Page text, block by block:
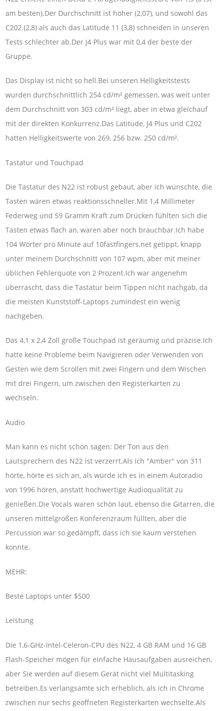
am besten).Der Durchschnitt ist höher (2,07), und sowohl das
C202 (2,8) als auch das Latitude 11 (3,8) schneiden in unseren
Tests schlechter ab.Der J4 Plus war mit 0,4 der beste der
Gruppe.
Das Display ist nicht so hell.Bei unseren Helligkeitstests
wurden durchschnittlich 254 cd/m² gemessen, was weit unter
dem Durchschnitt von 303 cd/m² liegt, aber in etwa gleichauf
mit der direkten Konkurrenz.Das Latitude, J4 Plus und C202
hatten Helligkeitswerte von 269, 256 bzw. 250 cd/m².
Tastatur und Touchpad
Die Tastatur des N22 ist robust gebaut, aber ich wünschte, die
Tasten wären etwas reaktionsschneller.Mit 1,4 Millimeter
Federweg und 59 Gramm Kraft zum Drücken fühlten sich die
Tasten etwas flach an, waren aber noch brauchbar.Ich habe
104 Wörter pro Minute auf 10fastfingers.net getippt, knapp
unter meinem Durchschnitt von 107 wpm, aber mit meiner
üblichen Fehlerquote von 2 Prozent.Ich war angenehm
überrascht, dass die Tastatur beim Tippen nicht nachgab, da
die meisten Kunststoff-Laptops zumindest ein wenig
nachgeben.
Das 4,1 x 2,4 Zoll große Touchpad ist geräumig und präzise.Ich
hatte keine Probleme beim Navigieren oder Verwenden von
Gesten wie dem Scrollen mit zwei Fingern und dem Wischen
mit drei Fingern, um zwischen den Registerkarten zu
wechseln.
Audio
Man kann es nicht schön sagen: Der Ton aus den
Lautsprechern des N22 ist verzerrt.Als ich "Amber" von 311
hörte, hörte es sich an, als würde ich es in einem Autoradio
von 1996 hören, anstatt hochwertige Audioqualität zu
genießen.Die Vocals waren schön laut, ebenso die Gitarren, die
unseren mittelgroßen Konferenzraum füllten, aber die
Percussion war so gedämpft, dass ich sie kaum verstehen
konnte.
MEHR:
Beste Laptops unter $500
Leistung
Die 1,6-GHz-Intel-Celeron-CPU des N22, 4 GB RAM und 16 GB
Flash-Speicher mögen für einfache Hausaufgaben ausreichen,
aber Sie werden auf diesem Gerät nicht viel Multitasking
betreiben.Es verlangsamte sich erheblich, als ich in Chrome
zwischen nur sechs geöffneten Registerkarten wechselte.Als